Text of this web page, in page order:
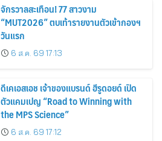
จักรวาลสะเทือน! 77 สาวงาม
“MUT2026” ตบเท้ารายงานตัวเข้ากองฯ
วันแรก
6 ส.ค. 69 17:13
ดีเคเอสเอช เจ้าของแบรนด์ ฮีรูดอยด์ เปิด
ตัวแคมเปญ “Road to Winning with
the MPS Science”
6 ส.ค. 69 17:12